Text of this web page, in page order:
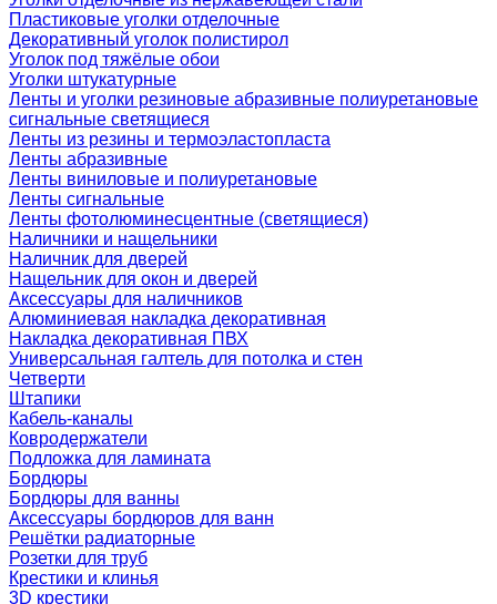
Пластиковые уголки отделочные
Декоративный уголок полистирол
Уголок под тяжёлые обои
Уголки штукатурные
Ленты и уголки резиновые абразивные полиуретановые
сигнальные светящиеся
Ленты из резины и термоэластопласта
Ленты абразивные
Ленты виниловые и полиуретановые
Ленты сигнальные
Ленты фотолюминесцентные (светящиеся)
Наличники и нащельники
Наличник для дверей
Нащельник для окон и дверей
Аксессуары для наличников
Алюминиевая накладка декоративная
Накладка декоративная ПВХ
Универсальная галтель для потолка и стен
Четверти
Штапики
Кабель-каналы
Ковродержатели
Подложка для ламината
Бордюры
Бордюры для ванны
Аксессуары бордюров для ванн
Решётки радиаторные
Розетки для труб
Крестики и клинья
3D крестики